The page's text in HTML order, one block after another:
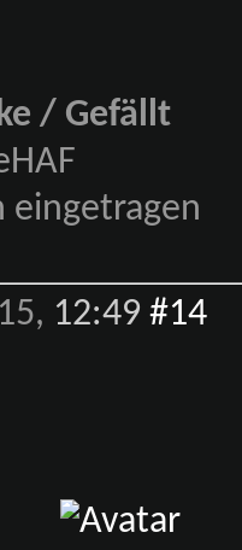
/ Gefällt
eingetragen
12:49 #14